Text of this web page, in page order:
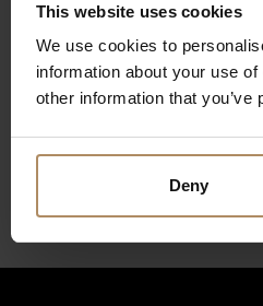
This website uses cookies
We use cookies to
information about your use
other information that
Deny